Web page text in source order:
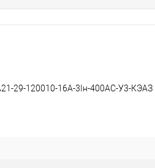
29-120010-16А-3Iн-400AC-У3-КЭАЗ